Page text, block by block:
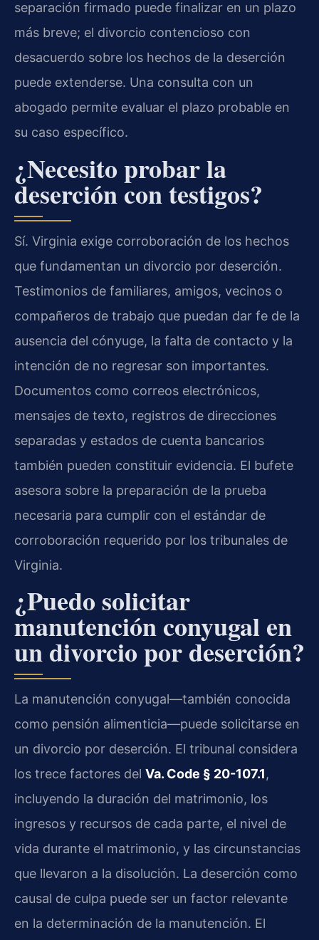
separación firmado puede finalizar en un plazo
más breve; el divorcio contencioso con
desacuerdo sobre los hechos de la deserción
puede extenderse. Una consulta con un
abogado permite evaluar el plazo probable en
su caso específico.
¿Necesito probar la
deserción con testigos?
Sí. Virginia exige corroboración de los hechos
que fundamentan un divorcio por deserción.
Testimonios de familiares, amigos, vecinos o
compañeros de trabajo que puedan dar fe de la
ausencia del cónyuge, la falta de contacto y la
intención de no regresar son importantes.
Documentos como correos electrónicos,
mensajes de texto, registros de direcciones
separadas y estados de cuenta bancarios
también pueden constituir evidencia. El bufete
asesora sobre la preparación de la prueba
necesaria para cumplir con el estándar de
corroboración requerido por los tribunales de
Virginia.
¿Puedo solicitar
manutención conyugal en
un divorcio por deserción?
La manutención conyugal—también conocida
como pensión alimenticia—puede solicitarse en
un divorcio por deserción. El tribunal considera
los trece factores del Va. Code § 20-107.1,
incluyendo la duración del matrimonio, los
ingresos y recursos de cada parte, el nivel de
vida durante el matrimonio, y las circunstancias
que llevaron a la disolución. La deserción como
causal de culpa puede ser un factor relevante
en la determinación de la manutención. El